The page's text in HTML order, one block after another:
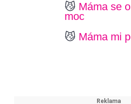
😼 Máma se
moc
😼 Máma mi